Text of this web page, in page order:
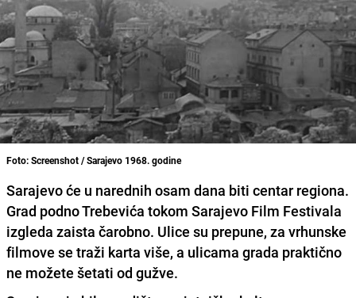
Foto: Screenshot / Sarajevo 1968. godine
Sarajevo će u narednih osam dana biti centar regiona.
Grad podno Trebevića tokom Sarajevo Film Festivala
izgleda zaista čarobno. Ulice su prepune, za vrhunske
filmove se traži karta više, a ulicama grada praktično
ne možete šetati od gužve.